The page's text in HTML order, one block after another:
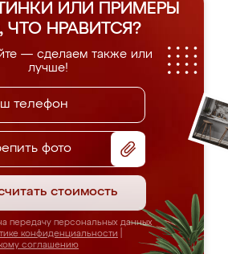
ИЛИ ПРИМЕРЫ
ЧТО НРАВИТСЯ?
— сделаем также или
лучше!
фото
стоимость
передачу персональных данных
конфиденциальности
соглашению